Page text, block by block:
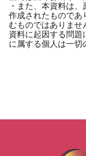
・また、本資料は
作成されたものであ
むものではありませ
資料に起因する問
に属する個人は一切